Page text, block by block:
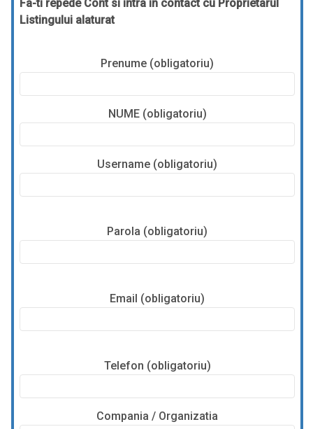
Fa-ti repede Cont si intra in contact cu Proprietarul
Listingului alaturat
Prenume (obligatoriu)
NUME (obligatoriu)
Username (obligatoriu)
Parola (obligatoriu)
Email (obligatoriu)
Telefon (obligatoriu)
Compania / Organizatia